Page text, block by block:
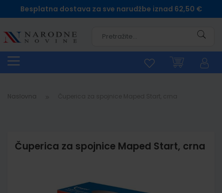
Besplatna dostava za sve narudžbe iznad 62,50 €
Naslovna
Čuperica za spojnice Maped Start, crna